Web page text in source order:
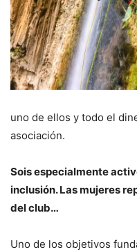
uno de ellos y todo el
asociación.
Sois especialmente
inclusión. Las mujeres
del club…
Uno de los objetivos